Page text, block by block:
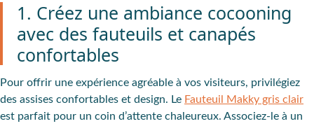
1. Créez une ambiance cocooning
avec des fauteuils et canapés
confortables
Pour offrir une expérience agréable à vos visiteurs, privilégiez
des assises confortables et design. Le Fauteuil Makky gris clair
est parfait pour un coin d’attente chaleureux. Associez-le à un